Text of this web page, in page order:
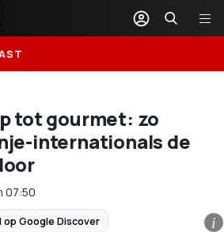
tot gourmet: zo
internationals de
07:50
Google Discover i